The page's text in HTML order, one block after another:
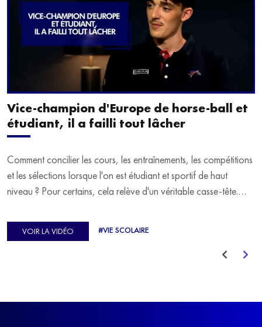
Vice-champion d'Europe de horse-ball et
étudiant, il a failli tout lâcher
Comment concilier les cours, les entraînements, les compétitions
et les sélections lorsque l'on est étudiant et sportif de haut
niveau ? Pour certains, cela relève d'un véritable casse-tête.
d'Europe de Horse-ball, qui a failli abandonner ses études
avant de trouver un nouvel équilibre.
VOIR LA VIDÉO #VIE SCOLAIRE